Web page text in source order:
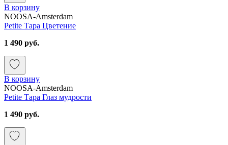
В корзину
NOOSA-Amsterdam
Petite Тара Цветение
1 490 руб.
В корзину
NOOSA-Amsterdam
Petite Тара Глаз мудрости
1 490 руб.